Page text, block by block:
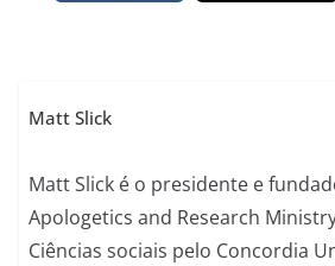
Matt Slick
Matt Slick é o presidente e
Apologetics and Research
Ciências sociais pelo Concordia